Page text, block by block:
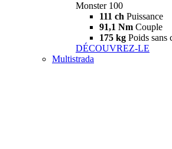
Monster 100
111 ch Puissance
91,1 Nm Couple
175 kg Poids sans
DÉCOUVREZ-LE
Multistrada